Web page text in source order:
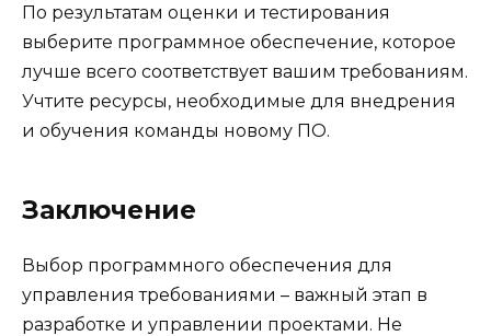
По результатам оценки и тестирования
выберите программное обеспечение, которое
лучше всего соответствует вашим требованиям.
Учтите ресурсы, необходимые для внедрения
и обучения команды новому ПО.
Заключение
Выбор программного обеспечения для
управления требованиями – важный этап в
разработке и управлении проектами. Не